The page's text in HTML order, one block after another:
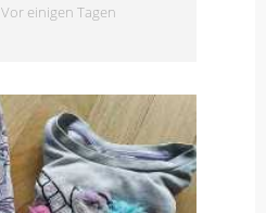
Vor einigen Tagen